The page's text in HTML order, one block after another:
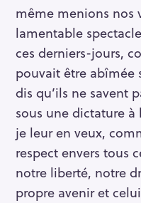
même menions nos
lamentable
ces derniers-jours,
pouvait être abîmée
dis qu’ils ne savent
sous une dictature à
je leur en veux,
respect envers tous
notre liberté, notre
propre avenir et